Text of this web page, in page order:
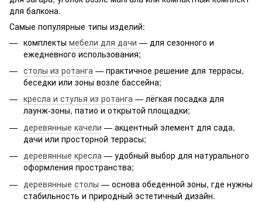
для балкона.
Самые популярные типы изделий:
комплекты мебели для дачи — для сезонного и
ежедневного использования;
столы из ротанга — практичное решение для террасы,
беседки или зоны возле бассейна;
кресла и стулья из ротанга — лёгкая посадка для
лаунж-зоны, патио и открытой площадки;
деревянные качели — акцентный элемент для сада,
дачи или просторной террасы;
деревянные кресла — удобный выбор для натурального
оформления пространства;
деревянные столы — основа обеденной зоны, где нужны
стабильность и природный эстетичный дизайн.